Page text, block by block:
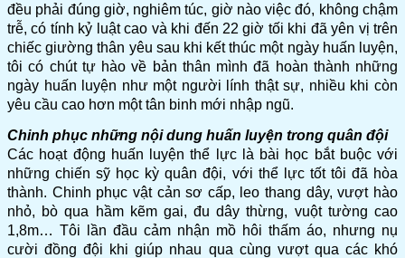
đều phải đúng giờ, nghiêm túc, giờ nào việc đó, không chậm
trễ, có tính kỷ luật cao và khi đến 22 giờ tối khi đã yên vị trên
chiếc giường thân yêu sau khi kết thúc một ngày huấn luyện,
tôi có chút tự hào về bản thân mình đã hoàn thành những
ngày huấn luyện như một người lính thật sự, nhiều khi còn
yêu cầu cao hơn một tân binh mới nhập ngũ.
Chinh phục những nội dung huấn luyện trong quân đội
Các hoạt động huấn luyện thể lực là bài học bắt buộc với
những chiến sỹ học kỳ quân đội, với thể lực tốt tôi đã hòa
thành. Chinh phục vật cản sơ cấp, leo thang dây, vượt hào
nhỏ, bò qua hầm kẽm gai, đu dây thừng, vuột tường cao
1,8m… Tôi lần đầu cảm nhận mồ hôi thấm áo, nhưng nụ
cười đồng đội khi giúp nhau qua cùng vượt qua các khó